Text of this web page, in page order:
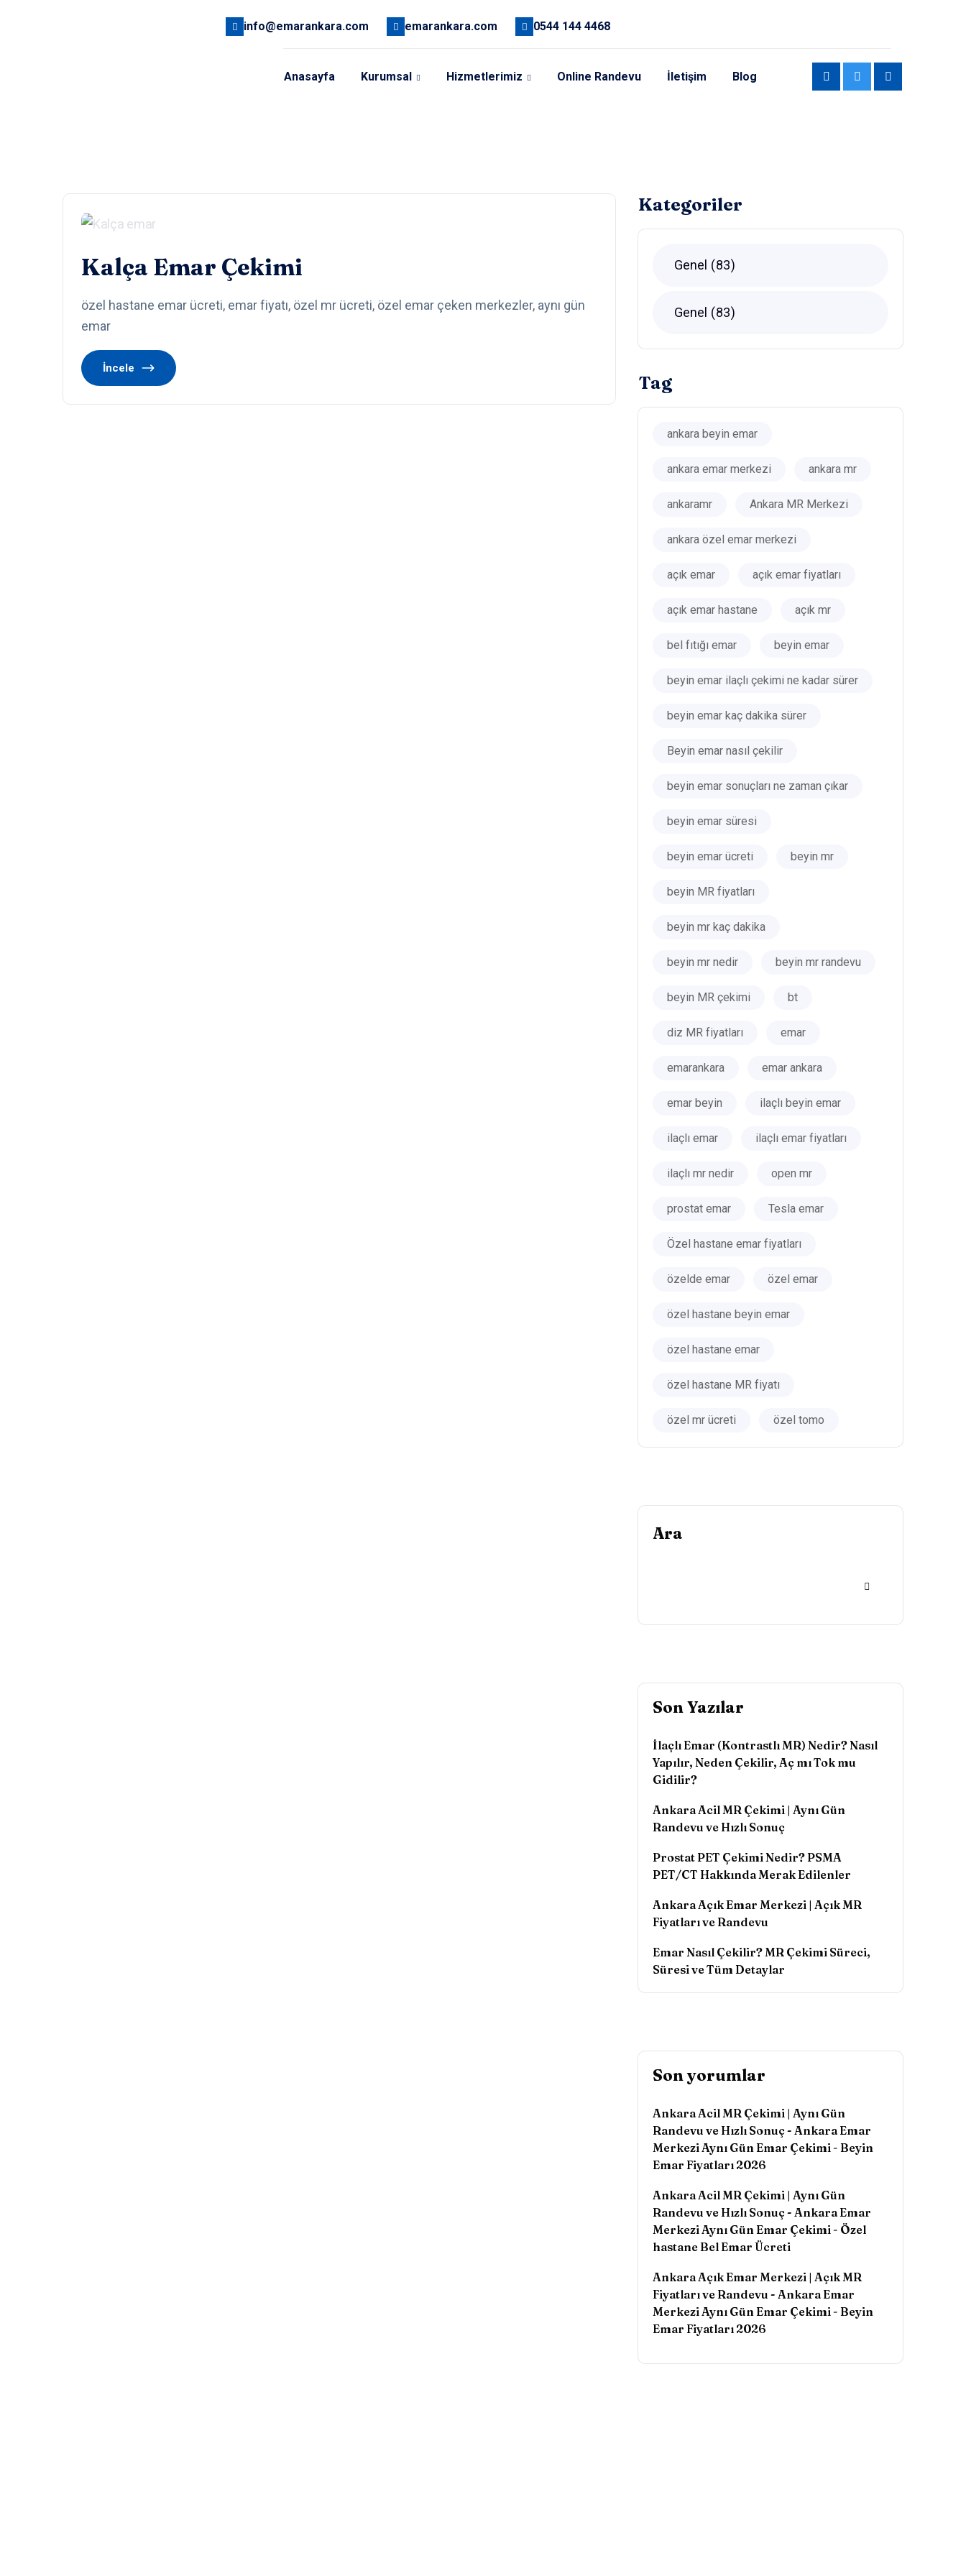
info@emarankara.com emarankara.com 0544 144 4468
Anasayfa Kurumsal Hizmetlerimiz Online Randevu İletişim Blog
Kalça Emar Çekimi
özel hastane emar ücreti, emar fiyatı, özel mr ücreti, özel emar çeken merkezler, aynı gün
emar
İncele
Kategoriler
Genel 83
Genel 83
Tag
ankara beyin emar
ankara emar merkezi ankara mr
ankaramr Ankara MR Merkezi
ankara özel emar merkezi
açık emar açık emar fiyatları
açık emar hastane açık mr
bel fıtığı emar beyin emar
beyin emar ilaçlı çekimi ne kadar sürer
beyin emar kaç dakika sürer
Beyin emar nasıl çekilir
beyin emar sonuçları ne zaman çıkar
beyin emar süresi
beyin emar ücreti beyin mr
beyin MR fiyatları
beyin mr kaç dakika
beyin mr nedir beyin mr randevu
beyin MR çekimi bt
diz MR fiyatları emar
emarankara emar ankara
emar beyin ilaçlı beyin emar
ilaçlı emar ilaçlı emar fiyatları
ilaçlı mr nedir open mr
prostat emar Tesla emar
Özel hastane emar fiyatları
özelde emar özel emar
özel hastane beyin emar
özel hastane emar
özel hastane MR fiyatı
özel mr ücreti özel tomo
Ara
Son Yazılar
İlaçlı Emar (Kontrastlı MR) Nedir? Nasıl
Yapılır, Neden Çekilir, Aç mı Tok mu
Gidilir?
Ankara Acil MR Çekimi | Aynı Gün
Randevu ve Hızlı Sonuç
Prostat PET Çekimi Nedir? PSMA
PET/CT Hakkında Merak Edilenler
Ankara Açık Emar Merkezi | Açık MR
Fiyatları ve Randevu
Emar Nasıl Çekilir? MR Çekimi Süreci,
Süresi ve Tüm Detaylar
Son yorumlar
Ankara Acil MR Çekimi | Aynı Gün
Randevu ve Hızlı Sonuç - Ankara Emar
Merkezi Aynı Gün Emar Çekimi- Beyin
Emar Fiyatları 2026
Ankara Acil MR Çekimi | Aynı Gün
Randevu ve Hızlı Sonuç - Ankara Emar
Merkezi Aynı Gün Emar Çekimi- Özel
hastane Bel Emar Ücreti
Ankara Açık Emar Merkezi | Açık MR
Fiyatları ve Randevu - Ankara Emar
Merkezi Aynı Gün Emar Çekimi- Beyin
Emar Fiyatları 2026